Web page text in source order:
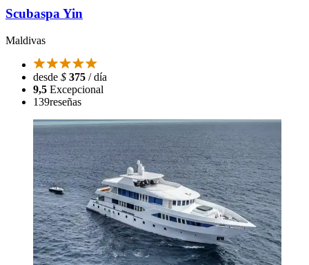
Scubaspa Yin
Maldivas
desde $ 375 / día
9,5 Excepcional
139reseñas